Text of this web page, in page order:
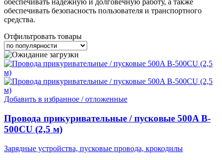
обеспечивать надежную и долговечную работу, а также
обеспечивать безопасность пользователя и транспортного
средства.
Отфильтровать товары
Добавить в избранное / отложенные
Провода прикуривательные / пусковые 500A B-
500CU (2,5 м)
Зарядные устройства, пусковые провода, крокодилы